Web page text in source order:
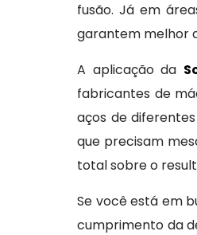
fusão. Já em
garantem melhor
A aplicação da
fabricantes de
aços de
que precisam
total sobre o
Se você está em
cumprimento da